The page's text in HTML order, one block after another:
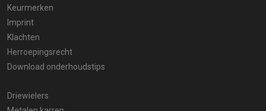
Keurmerken
Imprint
Klachten
Herroepingsrecht
Download onderhoudstips
Driewielers